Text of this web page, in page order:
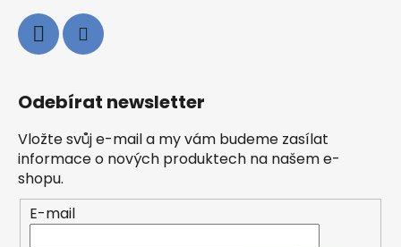
Odebírat newsletter
Vložte svůj e-mail a my vám budeme zasílat
informace o nových produktech na našem e-
shopu.
E-mail